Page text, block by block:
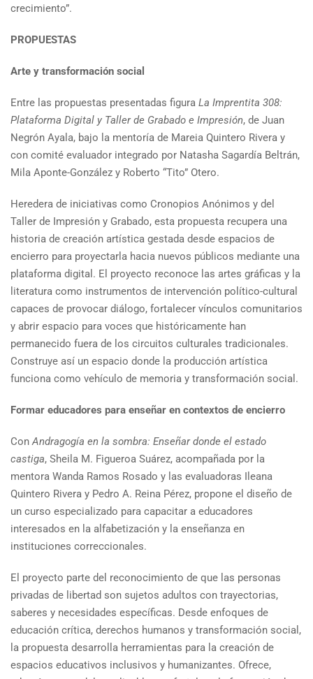
crecimiento”.
PROPUESTAS
Arte y transformación social
Entre las propuestas presentadas figura La Imprentita 308:
Plataforma Digital y Taller de Grabado e Impresión, de Juan
Negrón Ayala, bajo la mentoría de Mareia Quintero Rivera y
con comité evaluador integrado por Natasha Sagardía Beltrán,
Mila Aponte-González y Roberto “Tito” Otero.
Heredera de iniciativas como Cronopios Anónimos y del
Taller de Impresión y Grabado, esta propuesta recupera una
historia de creación artística gestada desde espacios de
encierro para proyectarla hacia nuevos públicos mediante una
plataforma digital. El proyecto reconoce las artes gráficas y la
literatura como instrumentos de intervención político-cultural
capaces de provocar diálogo, fortalecer vínculos comunitarios
y abrir espacio para voces que históricamente han
permanecido fuera de los circuitos culturales tradicionales.
Construye así un espacio donde la producción artística
funciona como vehículo de memoria y transformación social.
Formar educadores para enseñar en contextos de encierro
ConAndragogía en la sombra: Enseñar donde el estado
castiga, Sheila M. Figueroa Suárez, acompañada por la
mentora Wanda Ramos Rosado y las evaluadoras Ileana
Quintero Rivera y Pedro A. Reina Pérez, propone el diseño de
un curso especializado para capacitar a educadores
interesados en la alfabetización y la enseñanza en
instituciones correccionales.
El proyecto parte del reconocimiento de que las personas
privadas de libertad son sujetos adultos con trayectorias,
saberes y necesidades específicas. Desde enfoques de
educación crítica, derechos humanos y transformación social,
la propuesta desarrolla herramientas para la creación de
espacios educativos inclusivos y humanizantes. Ofrece,